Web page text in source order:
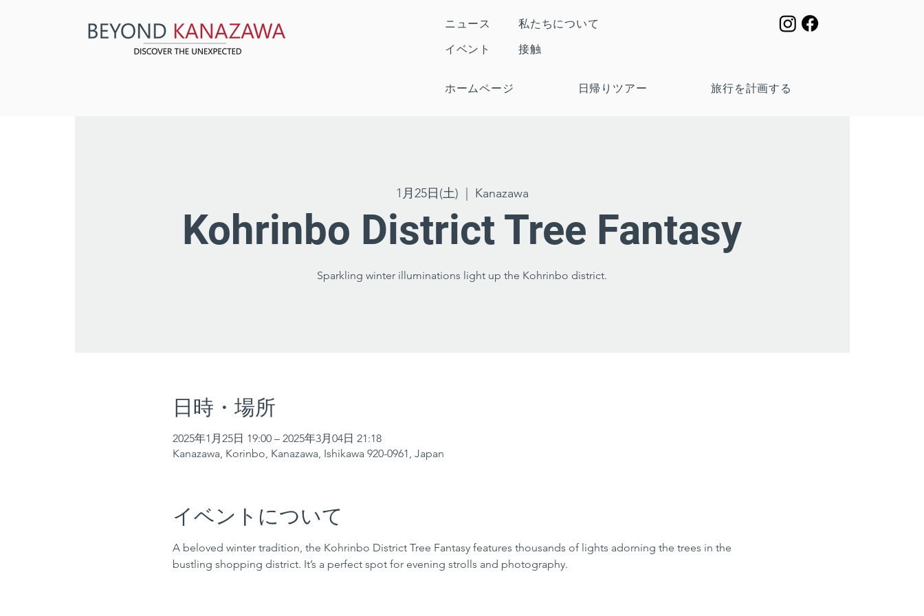
ニュース
私たちについて
イベント
接触
ホームページ 日帰りツアー 旅行を計画する
1月25日(土) Kanazawa
Kohrinbo District Tree Fantasy
Sparkling winter illuminations light up the Kohrinbo district.
日時・場所
2025年1月25日 19:00 – 2025年3月04日 21:18
Kanazawa, Korinbo, Kanazawa, Ishikawa 920-0961, Japan
イベントについて
A beloved winter tradition, the Kohrinbo District Tree Fantasy features thousands of lights adorning the trees in the
bustling shopping district. It’s a perfect spot for evening strolls and photography.